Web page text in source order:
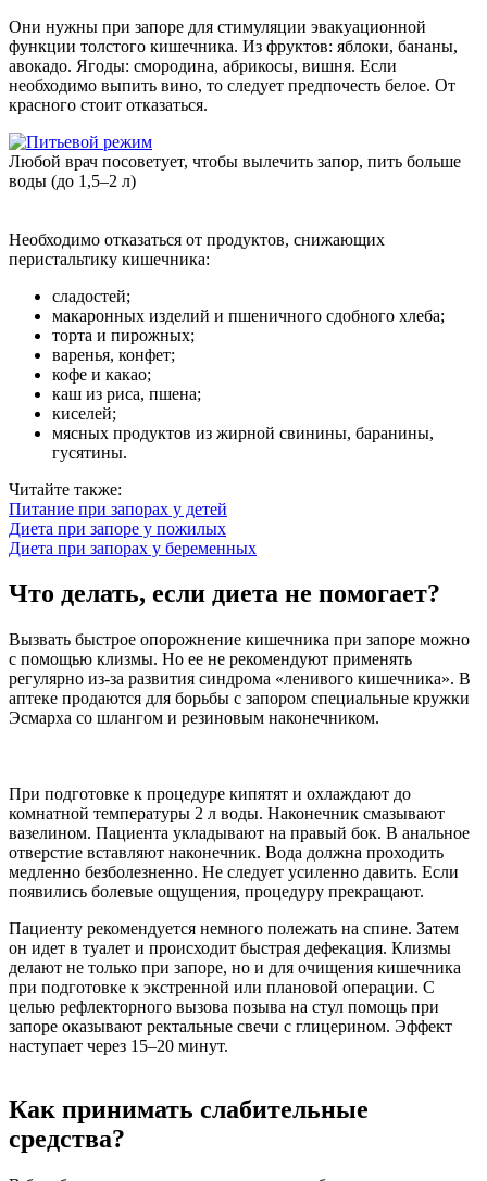
Они нужны при запоре для стимуляции эвакуационной
функции толстого кишечника. Из фруктов: яблоки, бананы,
авокадо. Ягоды: смородина, абрикосы, вишня. Если
необходимо выпить вино, то следует предпочесть белое. От
красного стоит отказаться.
Любой врач посоветует, чтобы вылечить запор, пить больше
воды (до 1,5–2 л)
Необходимо отказаться от продуктов, снижающих
перистальтику кишечника:
сладостей;
макаронных изделий и пшеничного сдобного хлеба;
торта и пирожных;
варенья, конфет;
кофе и какао;
каш из риса, пшена;
киселей;
мясных продуктов из жирной свинины, баранины,
гусятины.
Читайте также:
Питание при запорах у детей
Диета при запоре у пожилых
Диета при запорах у беременных
Что делать, если диета не помогает?
Вызвать быстрое опорожнение кишечника при запоре можно
с помощью клизмы. Но ее не рекомендуют применять
регулярно из-за развития синдрома «ленивого кишечника». В
аптеке продаются для борьбы с запором специальные кружки
Эсмарха со шлангом и резиновым наконечником.
При подготовке к процедуре кипятят и охлаждают до
комнатной температуры 2 л воды. Наконечник смазывают
вазелином. Пациента укладывают на правый бок. В анальное
отверстие вставляют наконечник. Вода должна проходить
медленно безболезненно. Не следует усиленно давить. Если
появились болевые ощущения, процедуру прекращают.
Пациенту рекомендуется немного полежать на спине. Затем
он идет в туалет и происходит быстрая дефекация. Клизмы
делают не только при запоре, но и для очищения кишечника
при подготовке к экстренной или плановой операции. С
целью рефлекторного вызова позыва на стул помощь при
запоре оказывают ректальные свечи с глицерином. Эффект
наступает через 15–20 минут.
Как принимать слабительные
средства?